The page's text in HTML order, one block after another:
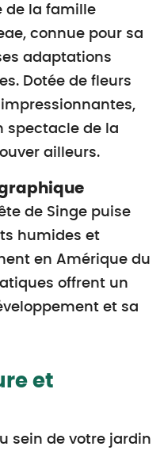
de la famille
connue pour sa
adaptations
Dotée de fleurs
spectacle de la
ailleurs.
de Singe puise
humides et
en Amérique du
offrent un
et sa
et
sein de votre jardin